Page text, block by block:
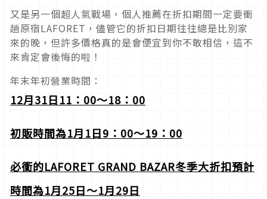
又是另一個超人氣戰場，個人推薦在折扣期間一定要衝
趟原宿LAFORET，儘管它的折扣日期往往總是比別家
來的晚，但許多價格真的是會便宜到你不敢相信，這不
來肯定會後悔的啦！
年末年初營業時間：
12月31日11：00～18：00
初販時間為1月1日9：00～19：00
必衝的LAFORET GRAND BAZAR冬季大折扣預計
時間為1月25日～1月29日